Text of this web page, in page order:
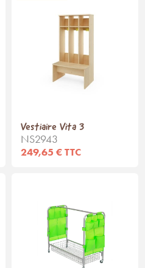
Vestiaire Vita 3
NS2943
249,65 € TTC